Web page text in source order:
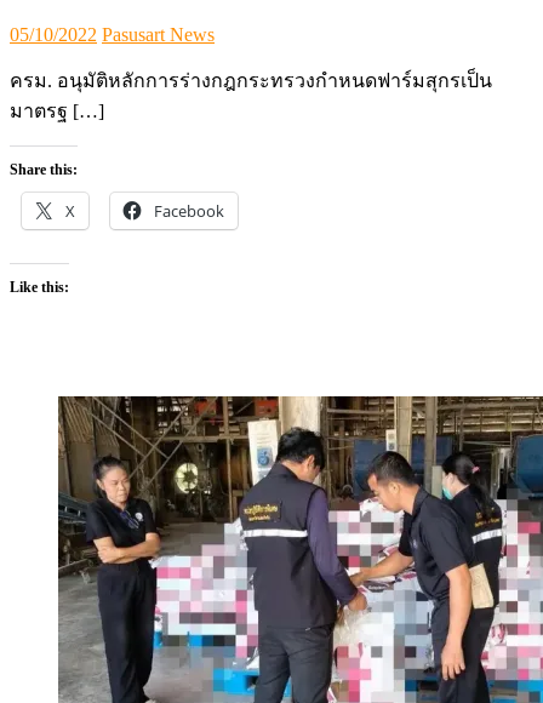
Posted
05/10/2022 Author
Pasusart News
ครม. อนุมัติหลักการร่างกฎกระทรวงกำหนดฟาร์มสุกรเป็น
มาตรฐ […]
Share this:
X Facebook
Like this: